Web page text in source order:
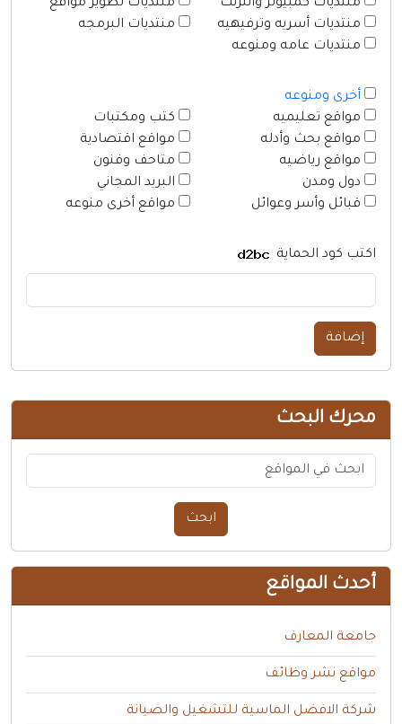
منتديات كمبيوتر وانترنت
منتديات تطوير مواقع
منتديات أسريه وترفيهيه
منتديات البرمجه
منتديات عامه ومنوعه
أخرى ومنوعه
مواقع تعليميه
كتب ومكتبات
مواقع بحث وأدله
مواقع اقتصادية
مواقع رياضيه
متاحف وفنون
دول ومدن
البريد المجاني
قبائل وأسر وعوائل
مواقع أخرى منوعه
اكتب كود الحماية
إضافة
محرك البحث
ابحث
أحدث المواقع
جامعة المعارف
مواقع نشر وظائف
شركة الافضل الماسية للتشغيل والصيانة